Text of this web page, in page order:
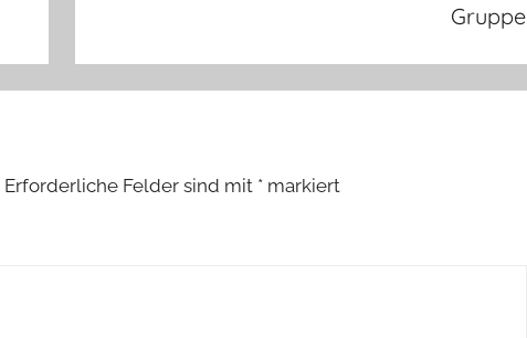
Gruppe
Erforderliche Felder sind mit * markiert